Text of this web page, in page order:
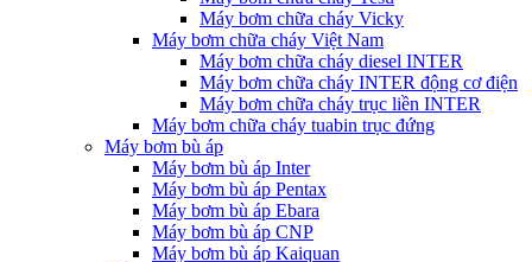
Máy bơm chữa cháy Vicky
Máy bơm chữa cháy Việt Nam
Máy bơm chữa cháy diesel INTER
Máy bơm chữa cháy INTER động cơ điện
Máy bơm chữa cháy trục liền INTER
Máy bơm chữa cháy tuabin trục đứng
Máy bơm bù áp
Máy bơm bù áp Inter
Máy bơm bù áp Pentax
Máy bơm bù áp Ebara
Máy bơm bù áp CNP
Máy bơm bù áp Kaiquan